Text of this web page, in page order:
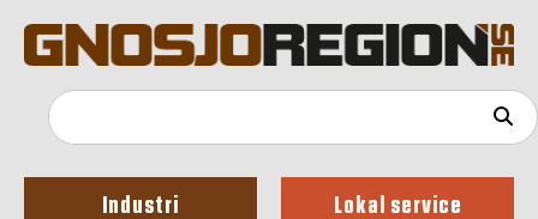
Industri Lokal service